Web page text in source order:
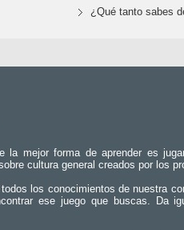
¿Qué tanto sabes
la mejor forma de aprender es
cultura general creados por los
los conocimientos de nuestra
ese juego que buscas. Da